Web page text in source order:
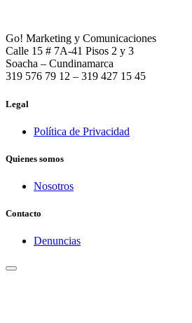
Go! Marketing y Comunicaciones
Calle 15 # 7A-41 Pisos 2 y 3
Soacha – Cundinamarca
319 576 79 12 – 319 427 15 45
Legal
Política de Privacidad
Quienes somos
Nosotros
Contacto
Denuncias